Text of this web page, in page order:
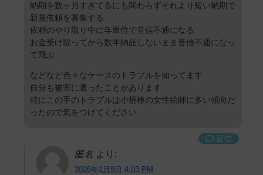
納期を数ヶ月すぎてるにも関わらずそれより短い納期で
新規依頼を募集する
依頼のやり取り中に年単位で音信不通になる
お金受け取ってから数年納品しないまま音信不通になっ
て飛ぶ
などなど色々なケースのトラブルを知ってます
自分も被害に遭ったことがあります
特にこの手のトラブルは小規模の女性絵師に多い傾向だ
ったので気をつけてください
返信
匿名 より:
2026年1月9日 4:03 PM